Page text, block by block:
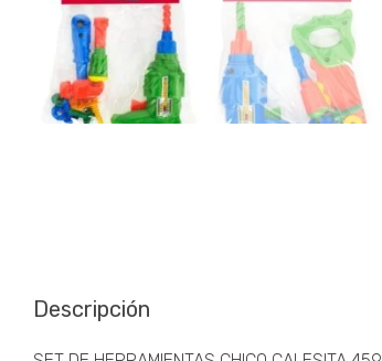
Descripción